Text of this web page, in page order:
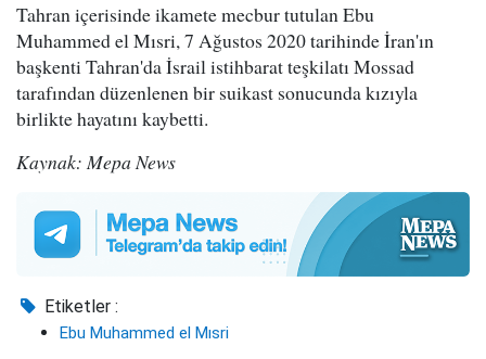
Tahran içerisinde ikamete mecbur tutulan Ebu
Muhammed el Mısri, 7 Ağustos 2020 tarihinde İran'ın
başkenti Tahran'da İsrail istihbarat teşkilatı Mossad
tarafından düzenlenen bir suikast sonucunda kızıyla
birlikte hayatını kaybetti.
Kaynak: Mepa News
Etiketler :
Ebu Muhammed el Mısri